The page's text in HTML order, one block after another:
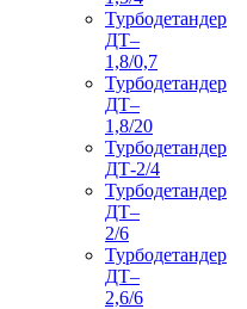
Турбодетандер
ДТ–
1,8/0,7
Турбодетандер
ДТ–
1,8/20
Турбодетандер
ДТ-2/4
Турбодетандер
ДТ–
2/6
Турбодетандер
ДТ–
2,6/6